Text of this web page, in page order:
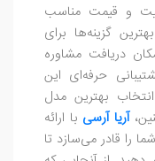
و قیمت مناسب
گزینه‌ها برای
دریافت مشاوره
حرفه‌ای این
بهترین مدل
آریا آرسی با ارائه
را قادر می‌سازد تا